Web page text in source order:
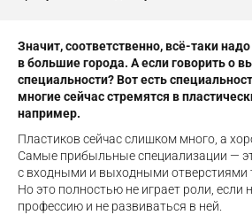
Значит, соответственно, всё-таки
в большие города. А если говорить о
специальности? Вот есть
многие сейчас стремятся в
например.
Пластиков сейчас слишком много, а
Самые прибыльные специализации —
с входными и выходными отверстиями
Но это полностью не играет роли, если
профессию и не развиваться в ней.